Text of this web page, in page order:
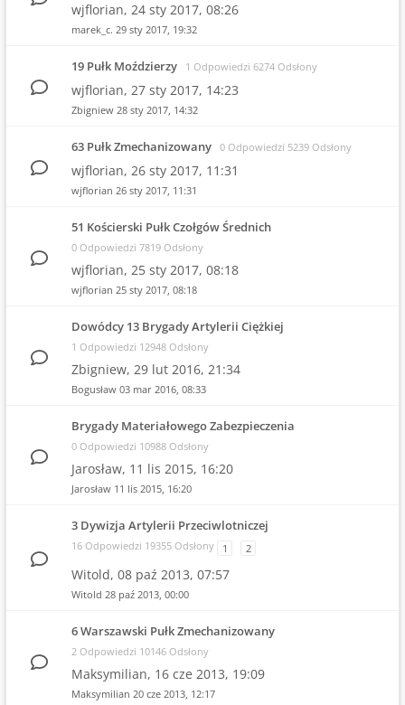
wjflorian, 24 sty 2017, 08:26
marek_c. 29 sty 2017, 19:32
19 Pułk Moździerzy 1 Odpowiedzi 6274 Odsłony
wjflorian, 27 sty 2017, 14:23
Zbigniew 28 sty 2017, 14:32
63 Pułk Zmechanizowany 0 Odpowiedzi 5239 Odsłony
wjflorian, 26 sty 2017, 11:31
wjflorian 26 sty 2017, 11:31
51 Kościerski Pułk Czołgów Średnich
0 Odpowiedzi 7819 Odsłony
wjflorian, 25 sty 2017, 08:18
wjflorian 25 sty 2017, 08:18
Dowódcy 13 Brygady Artylerii Ciężkiej
1 Odpowiedzi 12948 Odsłony
Zbigniew, 29 lut 2016, 21:34
Bogusław 03 mar 2016, 08:33
Brygady Materiałowego Zabezpieczenia
0 Odpowiedzi 10988 Odsłony
Jarosław, 11 lis 2015, 16:20
Jarosław 11 lis 2015, 16:20
3 Dywizja Artylerii Przeciwlotniczej
16 Odpowiedzi 19355 Odsłony 1 2
Witold, 08 paź 2013, 07:57
Witold 28 paź 2013, 00:00
6 Warszawski Pułk Zmechanizowany
2 Odpowiedzi 10146 Odsłony
Maksymilian, 16 cze 2013, 19:09
Maksymilian 20 cze 2013, 12:17